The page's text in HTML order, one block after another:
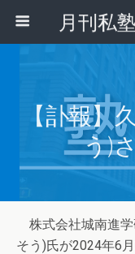
【訃報】
う)
株式会社城南進学
そう)氏が2024年6